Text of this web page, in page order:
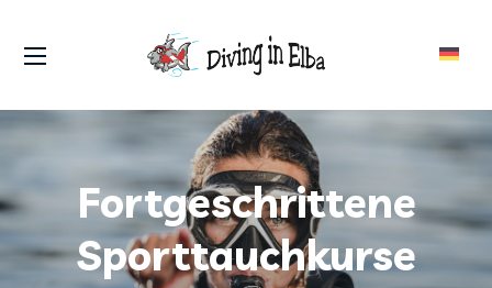
Fortgeschrittene
Sporttauchkurse